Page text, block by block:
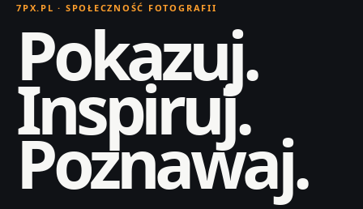
7PX.PL · SPOŁECZNOŚĆ FOTOGRAFII
Pokazuj.
Inspiruj.
Poznawaj.